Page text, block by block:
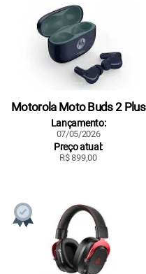
Motorola Moto Buds 2 Plus
Lançamento:
07/05/2026
Preço atual:
R$ 899,00